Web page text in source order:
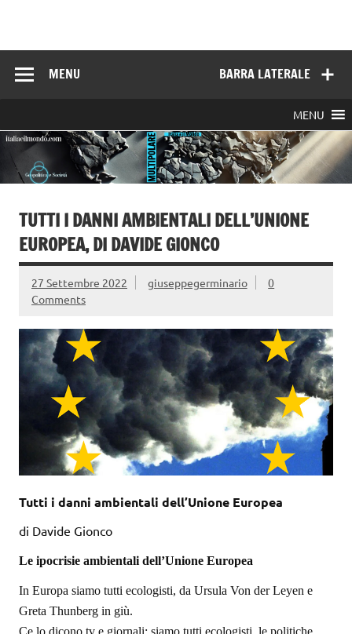
BARRA LATERALE
MENU
MENU
TUTTI I DANNI AMBIENTALI DELL’UNIONE
EUROPEA, DI DAVIDE GIONCO
27 Settembre 2022 giuseppegerminario
0
Comments
Tutti i danni ambientali dell’Unione Europea
di Davide Gionco
Le ipocrisie ambientali dell’Unione Europea
In Europa siamo tutti ecologisti, da Ursula Von der Leyen e
Greta Thunberg in giù.
Ce lo dicono tv e giornali: siamo tutti ecologisti, le politiche